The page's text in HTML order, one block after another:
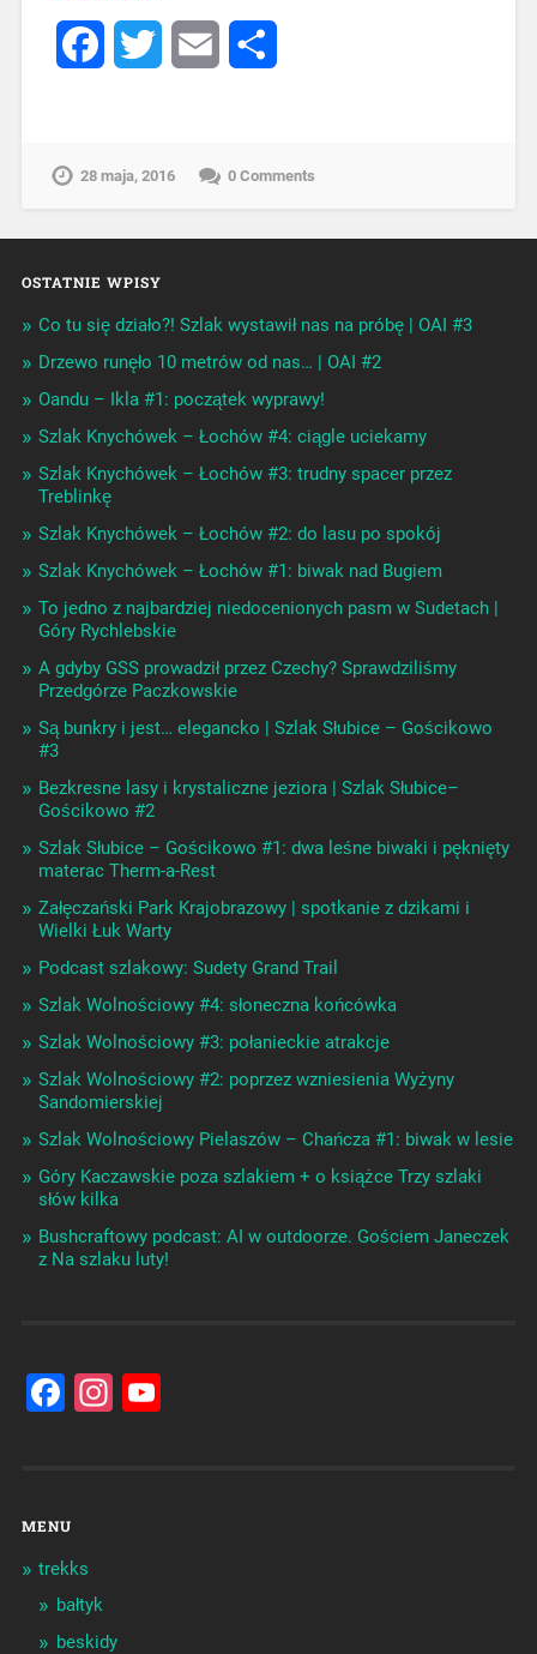
FacebookTwitter Email
28 maja, 2016 0 Comments
OSTATNIE WPISY
Co tu się działo?! Szlak wystawił nas na próbę | OAI #3
Drzewo runęło 10 metrów od nas… | OAI #2
Oandu – Ikla #1: początek wyprawy!
Szlak Knychówek – Łochów #4: ciągle uciekamy
Szlak Knychówek – Łochów #3: trudny spacer przez
Treblinkę
Szlak Knychówek – Łochów #2: do lasu po spokój
Szlak Knychówek – Łochów #1: biwak nad Bugiem
To jedno z najbardziej niedocenionych pasm w Sudetach |
Góry Rychlebskie
A gdyby GSS prowadził przez Czechy? Sprawdziliśmy
Przedgórze Paczkowskie
Są bunkry i jest… elegancko | Szlak Słubice – Gościkowo
#3
Bezkresne lasy i krystaliczne jeziora | Szlak Słubice–
Gościkowo #2
Szlak Słubice – Gościkowo #1: dwa leśne biwaki i pęknięty
materac Therm-a-Rest
Załęczański Park Krajobrazowy | spotkanie z dzikami i
Wielki Łuk Warty
Podcast szlakowy: Sudety Grand Trail
Szlak Wolnościowy #4: słoneczna końcówka
Szlak Wolnościowy #3: połanieckie atrakcje
Szlak Wolnościowy #2: poprzez wzniesienia Wyżyny
Sandomierskiej
Szlak Wolnościowy Pielaszów – Chańcza #1: biwak w lesie
Góry Kaczawskie poza szlakiem + o książce Trzy szlaki
słów kilka
Bushcraftowy podcast: AI w outdoorze. Gościem Janeczek
z Na szlaku luty!
Facebook
Instagram
YouTube
MENU
trekks
bałtyk
beskidy